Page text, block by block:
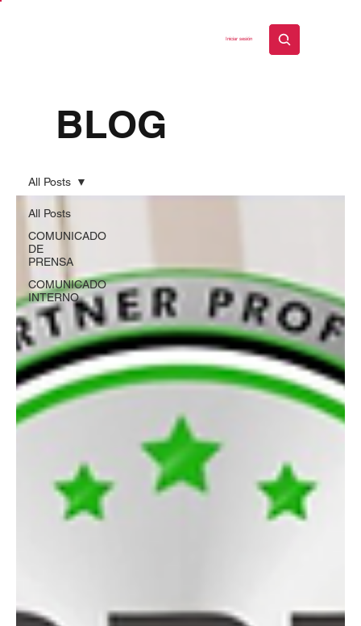
Iniciar sesión
BLOG
All Posts
COMUNICADO
DE
PRENSA
COMUNICADO
INTERNO
All Posts